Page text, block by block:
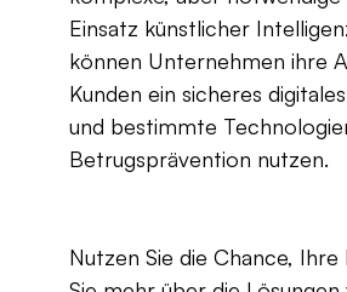
Einsatz künstlicher
können Unternehmen ihre
Kunden ein sicheres
und bestimmte
Betrugsprävention nutzen.
Nutzen Sie die Chance,